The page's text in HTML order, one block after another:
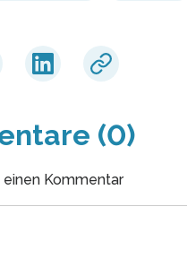
(0)
einen Kommentar